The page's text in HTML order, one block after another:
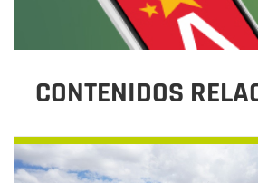
CONTENIDOS